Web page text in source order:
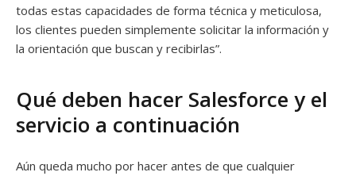
todas estas capacidades de forma técnica y meticulosa,
los clientes pueden simplemente solicitar la información y
la orientación que buscan y recibirlas”.
Qué deben hacer Salesforce y el
servicio a continuación
Aún queda mucho por hacer antes de que cualquier